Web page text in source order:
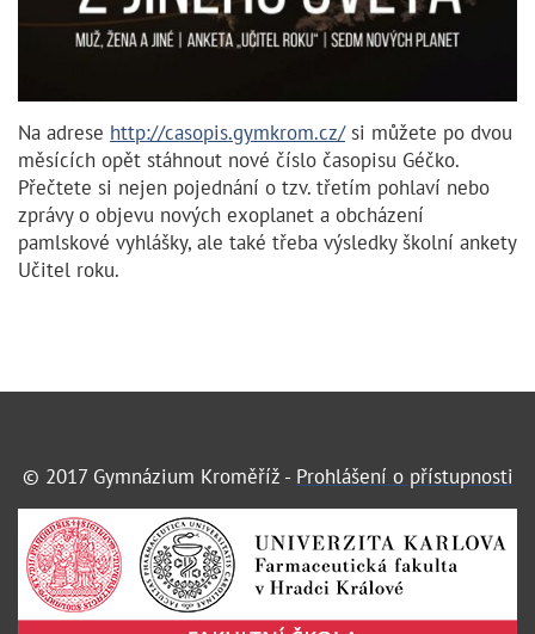
Na adrese http://casopis.gymkrom.cz/si můžete po dvou
měsících opět stáhnout nové číslo časopisu Géčko.
Přečtete si nejen pojednání o tzv. třetím pohlaví nebo
zprávy o objevu nových exoplanet a obcházení
pamlskové vyhlášky, ale také třeba výsledky školní ankety
Učitel roku.
© 2017 Gymnázium Kroměříž - Prohlášení o přístupnosti